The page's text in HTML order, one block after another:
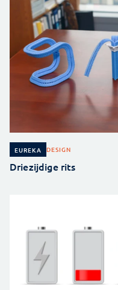
EUREKA DESIGN
Driezijdige rits